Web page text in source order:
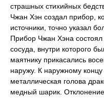
страшных стихийных
Чжан Хэн создал прибор,
источники, точно указал
Прибор Чжан Хэна
сосуда, внутри которого
маятнику прикасались
наружу. К наружному
металлическая голова
медный шарик.